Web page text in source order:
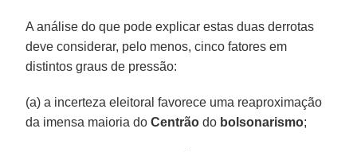
A análise do que pode explicar estas duas derrotas
deve considerar, pelo menos, cinco fatores em
distintos graus de pressão:
(a) a incerteza eleitoral favorece uma reaproximação
da imensa maioria doCentrão do bolsonarismo;